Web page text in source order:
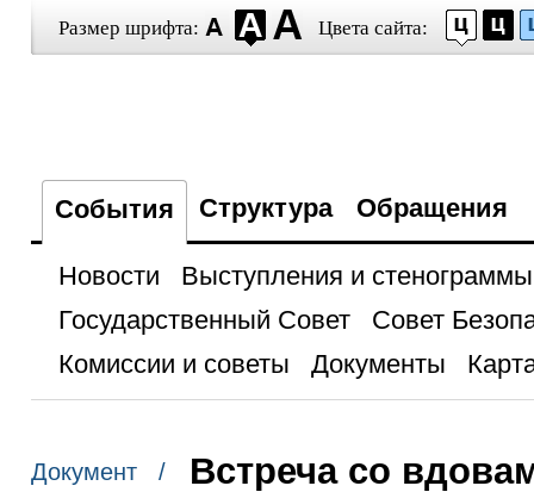
Размер шрифта: Цвета сайта:
События Структура Обращения
Новости
Выступления и стенограммы
Государственный Совет
Совет
Комиссии и советы
Документы
Документ /
Встреча со